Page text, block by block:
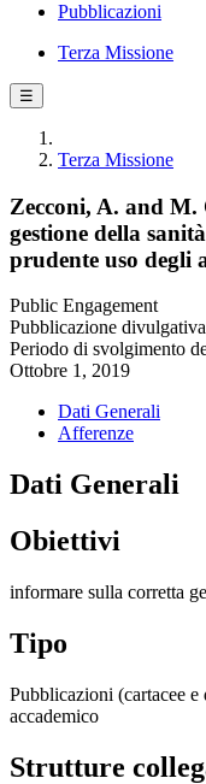
Pubblicazioni
Terza Missione
☰
Terza Missione
Zecconi, A. and
gestione della
prudente uso degli
Public Engagement
Pubblicazione
Periodo di svolgimento
Ottobre 1, 2019
Dati Generali
Afferenze
Dati Generali
Obiettivi
informare sulla corretta
Tipo
Pubblicazioni (cartacee
accademico
Strutture